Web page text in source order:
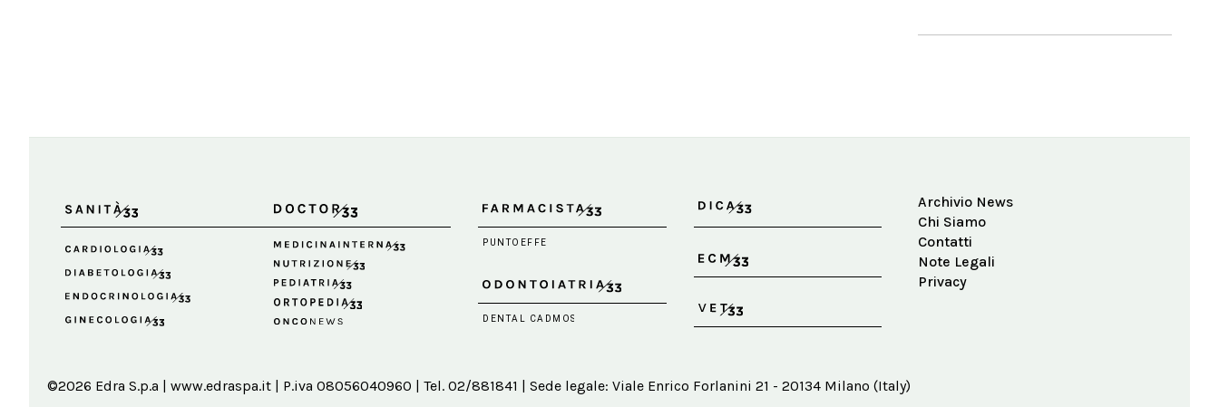
Archivio News
Chi Siamo
Contatti
Note Legali
Privacy
©2026 Edra S.p.a | www.edraspa.it | P.iva 08056040960 | Tel. 02/881841 | Sede legale: Viale Enrico Forlanini 21 - 20134 Milano (Italy)